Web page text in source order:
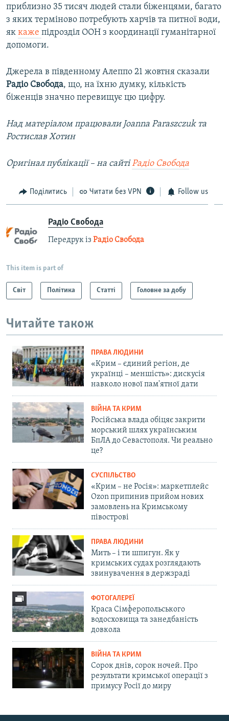
приблизно 35 тисяч людей стали біженцями, багато
з яких терміново потребують харчів та питної води,
як каже підрозділ ООН з координації гуманітарної
допомоги.
Джерела в південному Алеппо 21 жовтня сказали
Радіо Свобода, що, на їхню думку, кількість
біженців значно перевищує цю цифру.
Над матеріалом працювали Joanna Paraszczuk та
Ростислав Хотин
Оригінал публікації – на сайтіРадіо Свобода
Поділитись Читати без VPN Follow us
Радіо Свобода
Передрук із Радіо Свобода
This item is part of
Світ Політика Статті Головне за добу
Читайте також
ПРАВА ЛЮДИНИ
«Крим – єдиний регіон, де
українці – меншість»: дискусія
навколо нової пам'ятної дати
ВІЙНА ТА КРИМ
Російська влада обіцяє закрити
морський шлях українським
БпЛА до Севастополя. Чи реально
це?
СУСПІЛЬСТВО
«Крим – не Росія»: маркетплейс
Ozon припинив прийом нових
замовлень на Кримському
півострові
ПРАВА ЛЮДИНИ
Мить – і ти шпигун. Як у
кримських судах розглядають
звинувачення в держзраді
ФОТОГАЛЕРЕЇ
Краса Сімферопольського
водосховища та занедбаність
довкола
ВІЙНА ТА КРИМ
Сорок днів, сорок ночей. Про
результати кримської операції з
примусу Росії до миру